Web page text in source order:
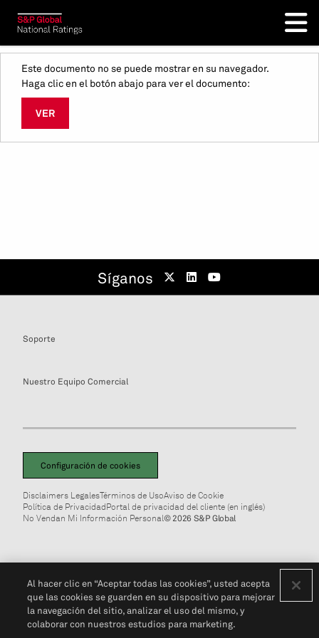
Este documento no se puede mostrar en su navegador.
Haga clic en el botón abajo para ver el documento:
VER
Síganos
Soporte
Nuestro Equipo Comercial
Configuración de cookies
Disclaimers LegalesTérminos de UsoAviso de Cookie
Política de PrivacidadPortal de privacidad del cliente (en inglés)
No Vendan Mi Información Personal© 2026 S&P Global
Al hacer clic en “Aceptar todas las cookies”, usted acepta
que las cookies se guarden en su dispositivo para mejorar
la navegación del sitio, analizar el uso del mismo, y
colaborar con nuestros estudios para marketing.